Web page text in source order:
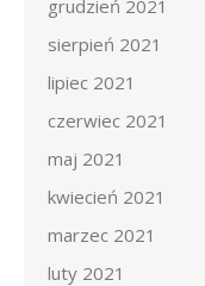
grudzień 2021
sierpień 2021
lipiec 2021
czerwiec 2021
maj 2021
kwiecień 2021
marzec 2021
luty 2021